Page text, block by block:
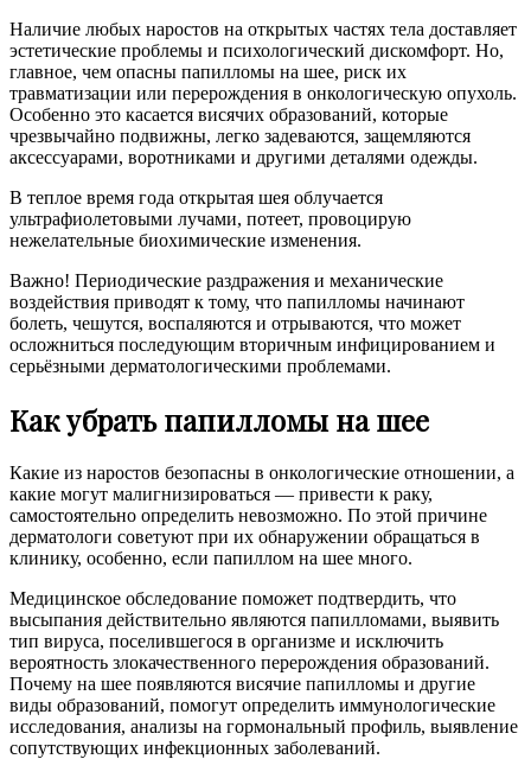
Наличие любых наростов на открытых частях тела доставляет
эстетические проблемы и психологический дискомфорт. Но,
главное, чем опасны папилломы на шее, риск их
травматизации или перерождения в онкологическую опухоль.
Особенно это касается висячих образований, которые
чрезвычайно подвижны, легко задеваются, защемляются
аксессуарами, воротниками и другими деталями одежды.
В теплое время года открытая шея облучается
ультрафиолетовыми лучами, потеет, провоцирую
нежелательные биохимические изменения.
Важно! Периодические раздражения и механические
воздействия приводят к тому, что папилломы начинают
болеть, чешутся, воспаляются и отрываются, что может
осложниться последующим вторичным инфицированием и
серьёзными дерматологическими проблемами.
Как убрать папилломы на шее
Какие из наростов безопасны в онкологические отношении, а
какие могут малигнизироваться — привести к раку,
самостоятельно определить невозможно. По этой причине
дерматологи советуют при их обнаружении обращаться в
клинику, особенно, если папиллом на шее много.
Медицинское обследование поможет подтвердить, что
высыпания действительно являются папилломами, выявить
тип вируса, поселившегося в организме и исключить
вероятность злокачественного перерождения образований.
Почему на шее появляются висячие папилломы и другие
виды образований, помогут определить иммунологические
исследования, анализы на гормональный профиль, выявление
сопутствующих инфекционных заболеваний.